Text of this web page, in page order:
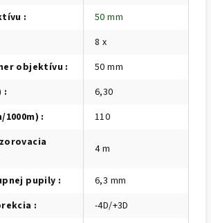
:
50 mm
8 x
objektívu :
50 mm
:
6,30
1000m) :
110
4 m
pupily :
6,3 mm
:
-4D/+3D